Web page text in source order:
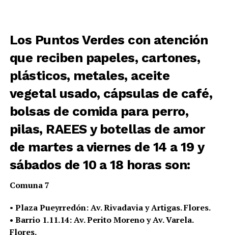
Los Puntos Verdes con atención
que reciben papeles, cartones,
plásticos, metales, aceite
vegetal usado, cápsulas de café,
bolsas de comida para perro,
pilas, RAEES y botellas de amor
de martes a viernes de 14 a 19 y
sábados de 10 a 18 horas son:
Comuna 7
• Plaza Pueyrredón: Av. Rivadavia y Artigas. Flores.
• Barrio 1.11.14: Av. Perito Moreno y Av. Varela.
Flores.